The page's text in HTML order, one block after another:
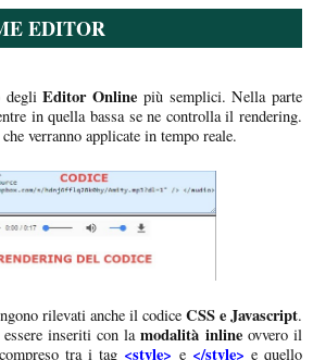
EDITOR
degliEditor Online più semplici. Nella parte
in quella bassa se ne controlla il rendering.
verranno applicate in tempo reale.
rilevati anche il codice CSS e Javascript.
inseriti con lamodalità inlineovvero il
tra i tag <style> e </style> e quello